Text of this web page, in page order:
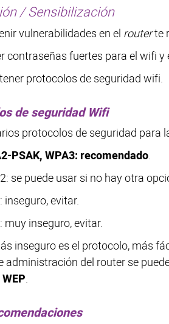
/ Sensibilización
vulnerabilidades en el routerte
contraseñas fuertes para el wifi y
protocolos de seguridad wifi.
de seguridad Wifi
protocolos de seguridad para
PSAK, WPA3: recomendado.
se puede usar si no hay otra
inseguro, evitar.
muy inseguro, evitar.
inseguro es el protocolo, más
administración del router se
.